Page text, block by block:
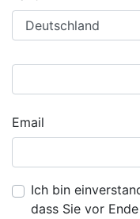
Email
Ich bin
dass Sie vor